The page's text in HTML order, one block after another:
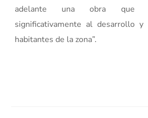
adelante una obra que
significativamente al desarrollo
habitantes de la zona”.